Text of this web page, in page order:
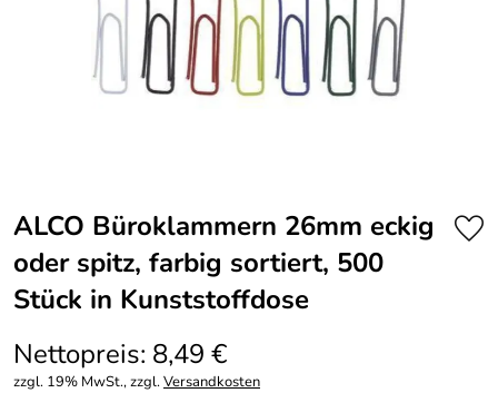
ALCO Büroklammern 26mm eckig
oder spitz, farbig sortiert, 500
Stück in Kunststoffdose
Nettopreis: 8,49 €
zzgl. 19% MwSt., zzgl.Versandkosten